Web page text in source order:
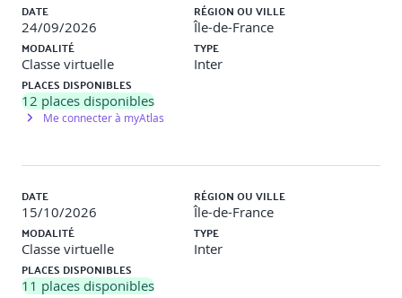
DATE
24/09/2026
RÉGION OU VILLE
Île-de-France
MODALITÉ
Classe virtuelle
TYPE
Inter
PLACES DISPONIBLES
12 places disponibles
Me connecter à myAtlas
DATE
15/10/2026
RÉGION OU VILLE
Île-de-France
MODALITÉ
Classe virtuelle
TYPE
Inter
PLACES DISPONIBLES
11 places disponibles